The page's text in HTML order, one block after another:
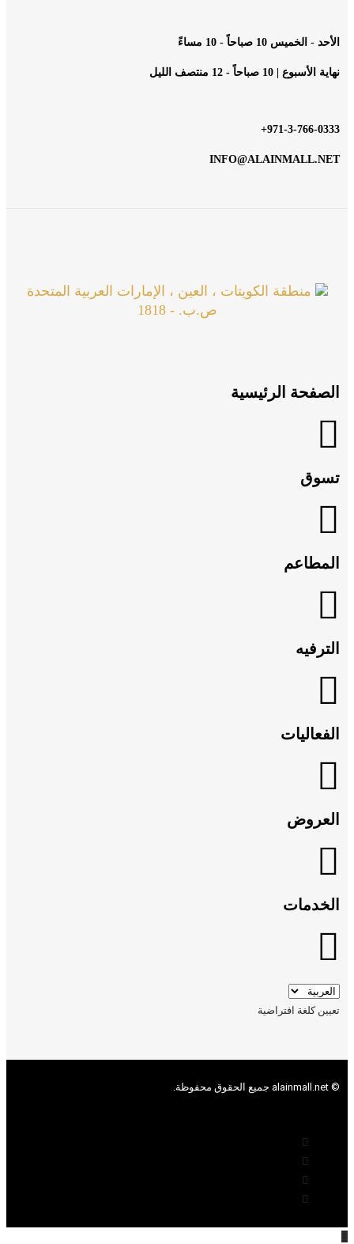
الأحد - الخميس 10 صباحاً - 10 مساءً
نهاية الأسبوع | 10 صباحاً - 12 منتصف الليل
971-3-766-0333+
INFO@ALAINMALL.NET
منطقة الكويتات ، العين ، الإمارات العربية المتحدة
ص.ب. - 1818
الصفحة الرئيسية
تسوق
المطاعم
الترفيه
الفعاليات
العروض
الخدمات
تعيين كلغة افتراضية
© alainmall.net جميع الحقوق محفوظة.